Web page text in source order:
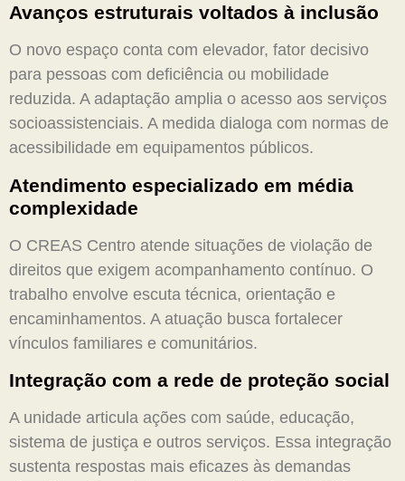
Avanços estruturais voltados à inclusão
O novo espaço conta com elevador, fator decisivo
para pessoas com deficiência ou mobilidade
reduzida. A adaptação amplia o acesso aos serviços
socioassistenciais. A medida dialoga com normas de
acessibilidade em equipamentos públicos.
Atendimento especializado em média
complexidade
O CREAS Centro atende situações de violação de
direitos que exigem acompanhamento contínuo. O
trabalho envolve escuta técnica, orientação e
encaminhamentos. A atuação busca fortalecer
vínculos familiares e comunitários.
Integração com a rede de proteção social
A unidade articula ações com saúde, educação,
sistema de justiça e outros serviços. Essa integração
sustenta respostas mais eficazes às demandas